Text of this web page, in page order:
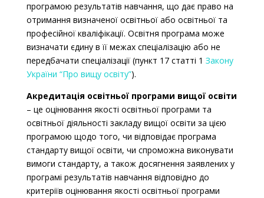
програмою результатів навчання, що дає право на
отримання визначеної освітньої або освітньої та
професійної кваліфікації. Освітня програма може
визначати єдину в її межах спеціалізацію або не
передбачати спеціалізації (пункт 17 статті 1 Закону
України “Про вищу освіту”).
Акредитація освітньої програми вищої освіти
– це оцінювання якості освітньої програми та
освітньої діяльності закладу вищої освіти за цією
програмою щодо того, чи відповідає програма
стандарту вищої освіти, чи спроможна виконувати
вимоги стандарту, а також досягнення заявлених у
програмі результатів навчання відповідно до
критеріїв оцінювання якості освітньої програми